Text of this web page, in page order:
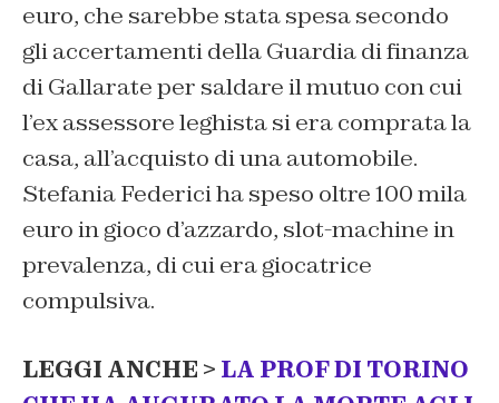
euro, che sarebbe stata spesa secondo
gli accertamenti della Guardia di finanza
di Gallarate per saldare il mutuo con cui
l’ex assessore leghista si era comprata la
casa, all’acquisto di una automobile.
Stefania Federiciha speso oltre 100 mila
euro in gioco d’azzardo, slot-machine in
prevalenza, di cui era giocatrice
compulsiva.
LEGGI ANCHE > LA PROF DI TORINO